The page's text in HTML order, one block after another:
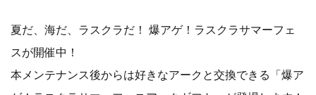
夏だ、海だ、ラスクラだ！ 爆アゲ！ラスクラサマーフェ
スが開催中！
本メンテナンス後からは好きなアークと交換できる「爆ア